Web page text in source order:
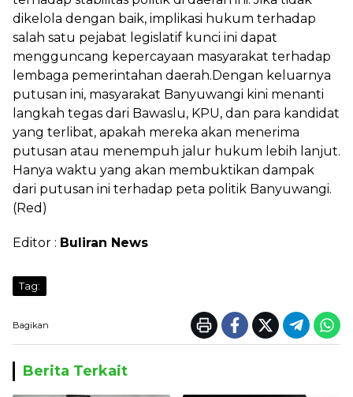
dikelola dengan baik, implikasi hukum terhadap
salah satu pejabat legislatif kunci ini dapat
mengguncang kepercayaan masyarakat terhadap
lembaga pemerintahan daerah.Dengan keluarnya
putusan ini, masyarakat Banyuwangi kini menanti
langkah tegas dari Bawaslu, KPU, dan para kandidat
yang terlibat, apakah mereka akan menerima
putusan atau menempuh jalur hukum lebih lanjut.
Hanya waktu yang akan membuktikan dampak
dari putusan ini terhadap peta politik Banyuwangi.
(Red)
Editor : Buliran News
Tag:
Bagikan
Berita Terkait